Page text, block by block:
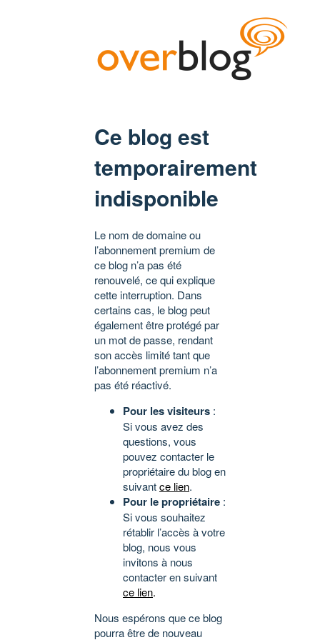
Ce blog est
temporairement
indisponible
Le nom de domaine ou
l’abonnement premium de
ce blog n’a pas été
renouvelé, ce qui explique
cette interruption. Dans
certains cas, le blog peut
également être protégé par
un mot de passe, rendant
son accès limité tant que
l’abonnement premium n’a
pas été réactivé.
Pour les visiteurs :
Si vous avez des
questions, vous
pouvez contacter le
propriétaire du blog en
suivantce lien.
Pour le propriétaire :
Si vous souhaitez
rétablir l’accès à votre
blog, nous vous
invitons à nous
contacter en suivant
ce lien.
Nous espérons que ce blog
pourra être de nouveau